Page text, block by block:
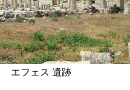
エフェス 遺跡